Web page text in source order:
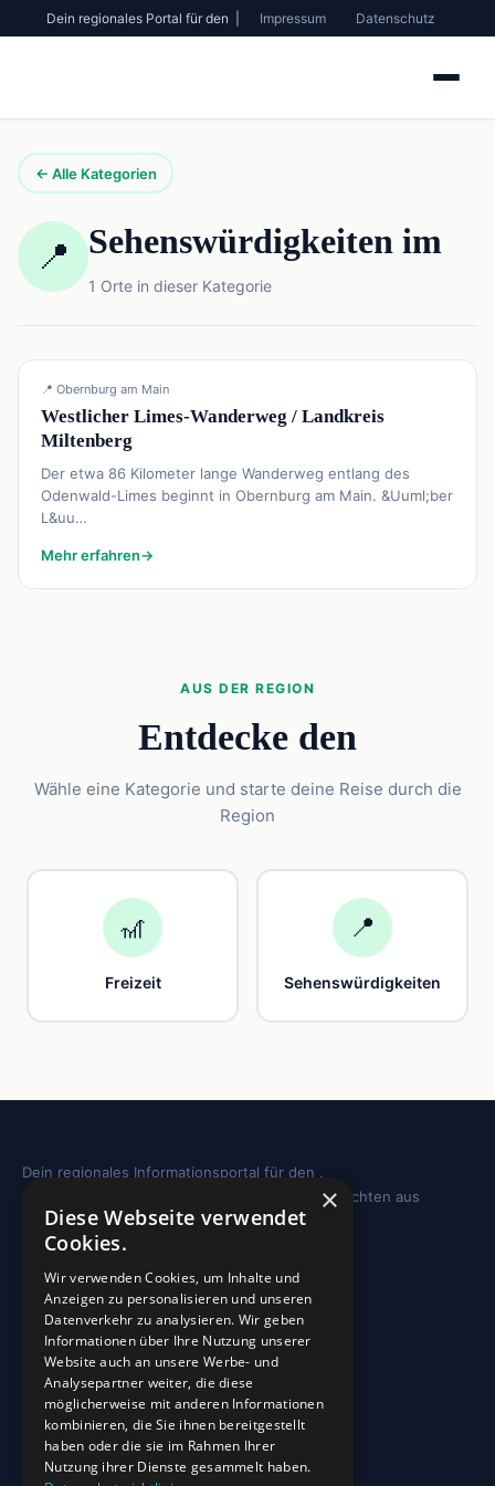
Dein regionales Portal für den | Impressum Datenschutz
← Alle Kategorien
📍 Sehenswürdigkeiten im
1 Orte in dieser Kategorie
📍
Sehenswürdigkeiten
📍 Obernburg am Main
Westlicher Limes-Wanderweg / Landkreis
Miltenberg
Der etwa 86 Kilometer lange Wanderweg entlang des
Odenwald-Limes beginnt in Obernburg am Main. &Uuml;ber
L&uu…
Mehr erfahren→
AUS DER REGION
Entdecke den
Wähle eine Kategorie und starte deine Reise durch die
Region
🎢
Freizeit
📍
Sehenswürdigkeiten
Dein regionales Informationsportal für den .
Sehenswürdigkeiten, Ausflugstipps und Geschichten aus
deiner Region.
REGION
Freizeit
Sehenswürdigkeiten
INFO
Blog
Sehenswürdigkeiten
×
Diese Webseite verwendet
Cookies.
Wir verwenden Cookies, um Inhalte und
Anzeigen zu personalisieren und unseren
Datenverkehr zu analysieren. Wir geben
Informationen über Ihre Nutzung unserer
Website auch an unsere Werbe- und
Analysepartner weiter, die diese
möglicherweise mit anderen Informationen
kombinieren, die Sie ihnen bereitgestellt
haben oder die sie im Rahmen Ihrer
Nutzung ihrer Dienste gesammelt haben.